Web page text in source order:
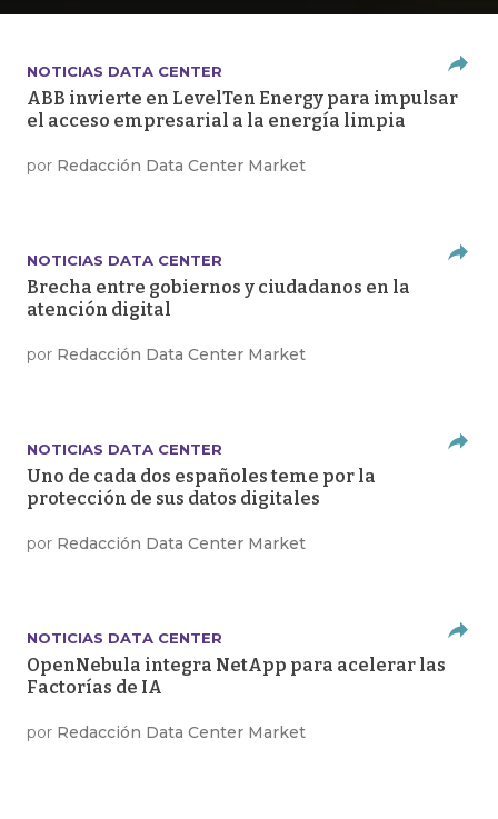
NOTICIAS DATA CENTER
ABB invierte en LevelTen Energy para impulsar
el acceso empresarial a la energía limpia
por Redacción Data Center Market
NOTICIAS DATA CENTER
Brecha entre gobiernos y ciudadanos en la
atención digital
por Redacción Data Center Market
NOTICIAS DATA CENTER
Uno de cada dos españoles teme por la
protección de sus datos digitales
por Redacción Data Center Market
NOTICIAS DATA CENTER
OpenNebula integra NetApp para acelerar las
Factorías de IA
por Redacción Data Center Market